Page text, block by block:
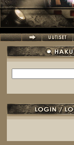
Hakulomake